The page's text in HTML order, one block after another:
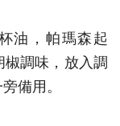
油，帕瑪森起
調味，放入調
備用。